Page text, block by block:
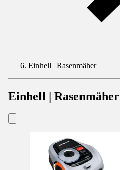
Einhell | Rasenmäher
Einhell | Rasenmäher